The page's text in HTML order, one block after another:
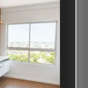
Embutido
Com
Armarios